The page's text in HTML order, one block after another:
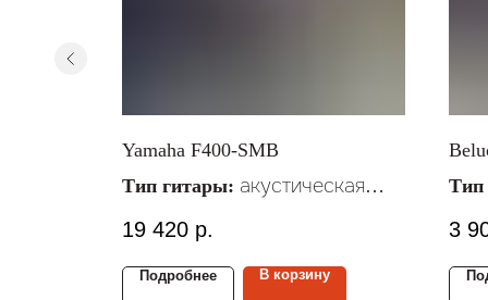
Yamaha F400-SMB
Тип гитары: акустическая
струн:металлические
Размер гитары:4/4
19 420 р.
Подробнее В корзину
Тип
3